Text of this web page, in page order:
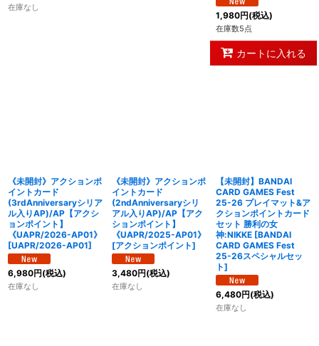
在庫なし
1,980円(税込)
在庫数5点
カートに入れる
《未開封》アクションポ
イントカード
(3rdAnniversaryシリア
ル入りAP)/AP【アクシ
ョンポイント】
《UAPR/2026-AP01》
[UAPR/2026-AP01]
6,980円(税込)
在庫なし
《未開封》アクションポ
イントカード
(2ndAnniversaryシリ
アル入りAP)/AP【アク
ションポイント】
《UAPR/2025-AP01》
[アクションポイント]
3,480円(税込)
在庫なし
【未開封】BANDAI
CARD GAMES Fest
25-26 プレイマット&ア
クションポイントカード
セット 勝利の女
神:NIKKE [BANDAI
CARD GAMES Fest
25-26スペシャルセッ
ト]
6,480円(税込)
在庫なし